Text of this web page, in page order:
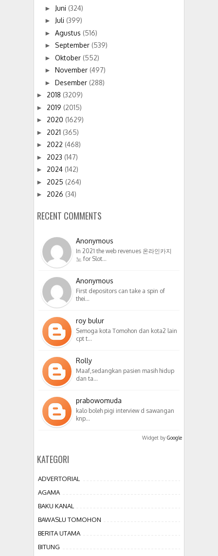
► Juni (324)
► Juli (399)
► Agustus (516)
► September (539)
► Oktober (552)
► November (497)
► Desember (288)
► 2018 (3209)
► 2019 (2015)
► 2020 (1629)
► 2021 (365)
► 2022 (468)
► 2023 (147)
► 2024 (142)
► 2025 (264)
► 2026 (34)
RECENT COMMENTS
Anonymous
In 2021 the web revenues 온라인카지
노 for Slot…
Anonymous
First depositors can take a spin of
thei…
roy bulur
Semoga kota Tomohon dan kota2 lain
cpt t…
Rolly
Maaf,sedangkan pasien masih hidup
dan ta…
prabowomuda
kalo boleh pigi interview d sawangan
knp…
Widget by Google
KATEGORI
ADVERTORIAL
AGAMA
BAKU KANAL
BAWASLU TOMOHON
BERITA UTAMA
BITUNG